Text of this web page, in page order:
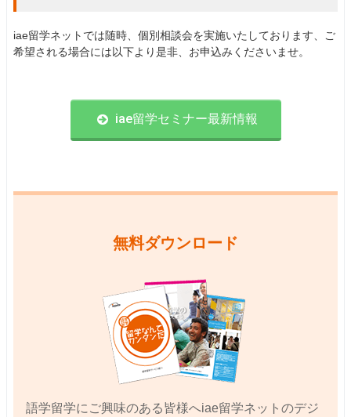
iae留学ネットでは随時、個別相談会を実施いたしております、ご
希望される場合には以下より是非、お申込みくださいませ。
iae留学セミナー最新情報
無料ダウンロード
語学留学にご興味のある皆様へiae留学ネットのデジ